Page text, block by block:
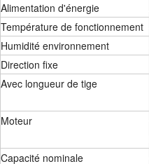
Alimentation d'énergie
Température de fonctionnement
Humidité environnement
Direction fixe
Avec longueur de tige
Moteur
Capacité nominale